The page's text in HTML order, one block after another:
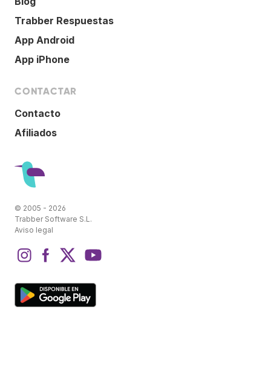
Trabber Respuestas
App Android
App iPhone
CONTACTAR
Contacto
Afiliados
© 2005 - 2026
Trabber Software S.L.
Aviso legal